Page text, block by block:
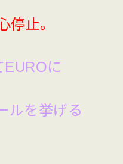
停止。
EUROに
ルを挙げる